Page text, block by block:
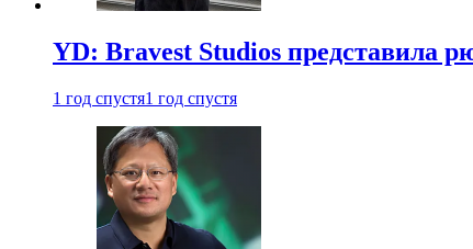
YD: Bravest Studios представила
1 год спустя1 год спустя